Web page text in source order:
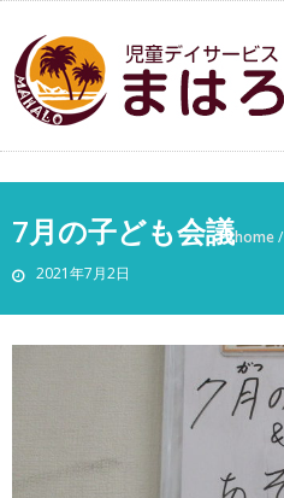
7月の子ども会議
2021年7月2日
home/